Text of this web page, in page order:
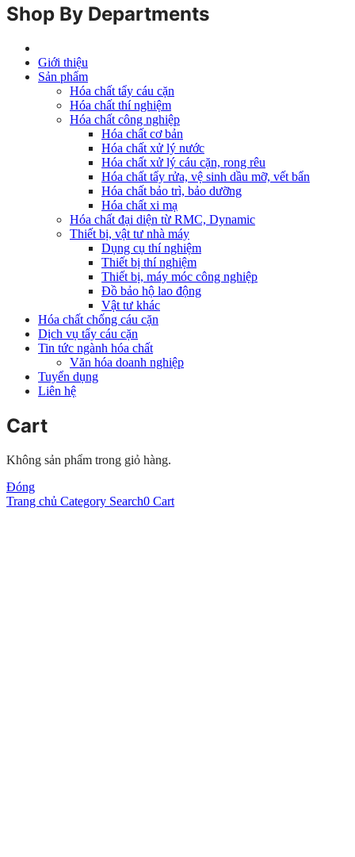
Shop By Departments
Giới thiệu
Sản phẩm
Hóa chất tẩy cáu cặn
Hóa chất thí nghiệm
Hóa chất công nghiệp
Hóa chất cơ bản
Hóa chất xử lý nước
Hóa chất xử lý cáu cặn, rong rêu
Hóa chất tẩy rửa, vệ sinh dầu mỡ, vết bẩn
Hóa chất bảo trì, bảo dưỡng
Hóa chất xi mạ
Hóa chất đại diện từ RMC, Dynamic
Thiết bị, vật tư nhà máy
Dụng cụ thí nghiệm
Thiết bị thí nghiệm
Thiết bị, máy móc công nghiệp
Đồ bảo hộ lao động
Vật tư khác
Hóa chất chống cáu cặn
Dịch vụ tẩy cáu cặn
Tin tức ngành hóa chất
Văn hóa doanh nghiệp
Tuyển dụng
Liên hệ
Cart
Không sản phẩm trong giỏ hàng.
Đóng
Trang chủ Category Search0 Cart